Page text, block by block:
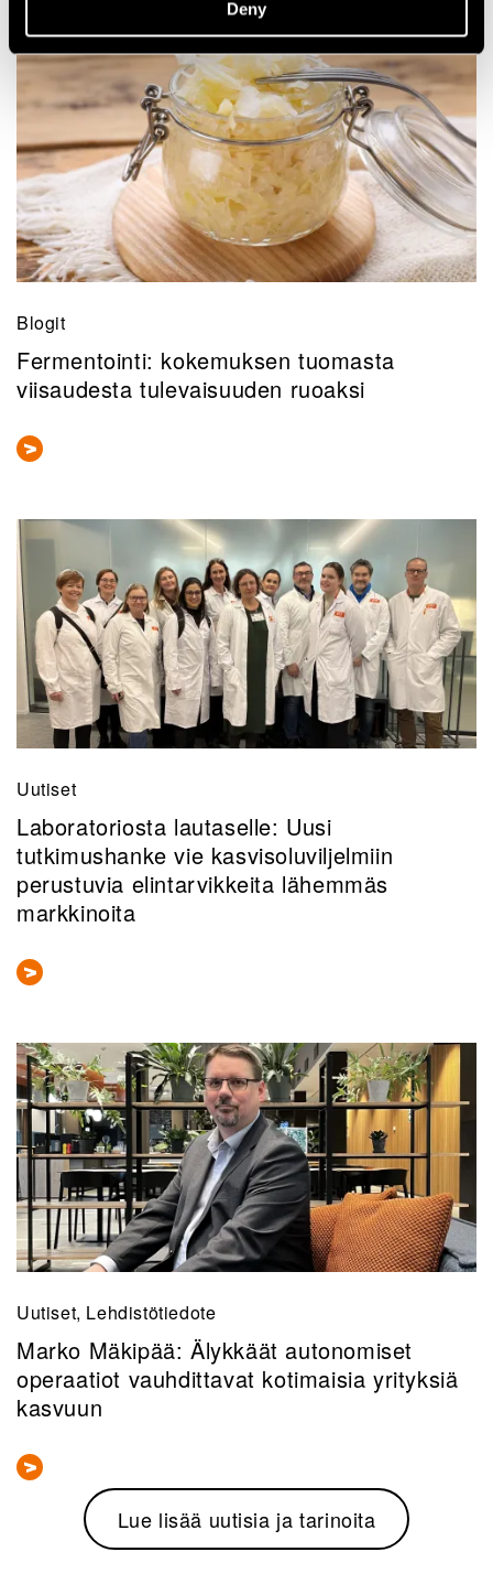
Deny
Lisää uutisia ja tarinoita
Blogit
Fermentointi: kokemuksen tuomasta
viisaudesta tulevaisuuden ruoaksi
Uutiset
Laboratoriosta lautaselle: Uusi
tutkimushanke vie kasvisoluviljelmiin
perustuvia elintarvikkeita lähemmäs
markkinoita
Uutiset, Lehdistötiedote
Marko Mäkipää: Älykkäät autonomiset
operaatiot vauhdittavat kotimaisia yrityksiä
kasvuun
Lue lisää uutisia ja tarinoita